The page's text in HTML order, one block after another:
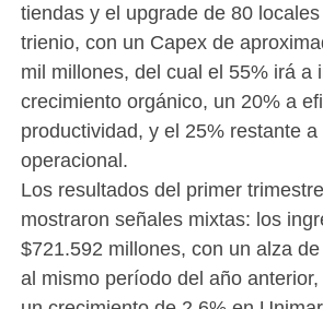
tiendas y el upgrade de 80
trienio, con un Capex de
mil millones, del cual el 55% irá a
crecimiento orgánico, un 20% a
productividad, y el 25% restante
operacional.
Los resultados del primer
mostraron señales mixtas: los
$721.592 millones, con un alza
al mismo período del año